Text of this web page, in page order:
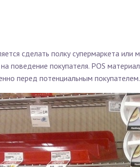
сделать полку супермаркета или
на поведение покупателя. POS
перед потенциальным покупателем.